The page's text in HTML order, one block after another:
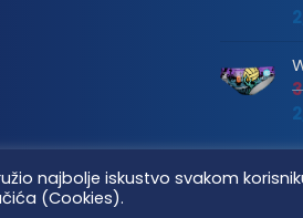
zadržana.
najbolje iskustvo svakom
(Cookies).